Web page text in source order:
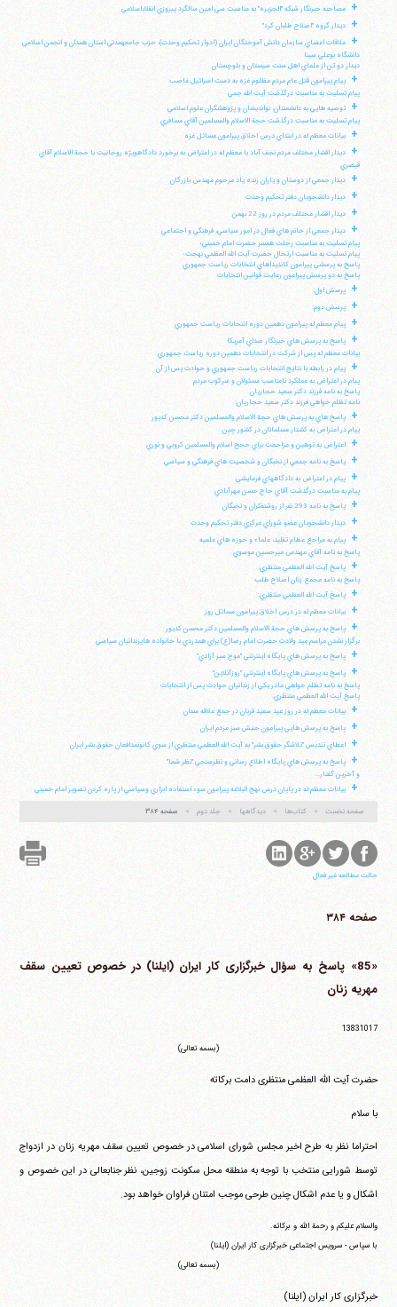
+ مصاحبه خبرنگار شبكه "الجزيره" به مناسبت سي امين سالگرد پيروزي انقلاباسلامي
+ ديدار گروه "اصلاح طلبان كرد"
+
ملاقات اعضاي سازمان دانش آموختگان ايران (ادوار تحكيم وحدت)، حزب جامعهمدني استان همدان و انجمن اسلامي
دانشگاه بوعلي سينا
ديدار دو تن از علماي اهل سنت سيستان و بلوچستان
+
پيام پيرامون قتل عام مردم مظلوم غزه به دست اسرائيل غاصب
پيام تسليت به مناسبت درگذشت آيت الله جمي
+
توصيه هايي به دانشمندان، نوانديشان و پژوهشگران علوم اسلامي
پيام تسليت به مناسبت درگذشت حجة الاسلام والمسلمين آقاي مسافري
+ بيانات معظم له در ابتداي درس اخلاق پيرامون مسائل غزه
+
ديدار اقشار مختلف مردم نجف آباد با معظم له در اعتراض به برخورد دادگاهويژه روحانيت با حجة الاسلام آقاي
قيصري
+ ديدار جمعي از دوستان و ياران زنده ياد مرحوم مهندس بازرگان
+ ديدار دانشجويان دفتر تحكيم وحدت
+ ديدار اقشار مختلف مردم در روز 22 بهمن
+
ديدار جمعي از خانم هاي فعال در امور سياسي، فرهنگي و اجتماعي
پيام تسليت به مناسبت رحلت همسر حضرت امام خميني؛
پيام تسليت به مناسبت ارتحال حضرت آيت الله العظمي بهجت؛
پاسخ به پرسشي پيرامون كانديداهاي انتخابات رياست جمهوري
پاسخ به دو پرسش پيرامون رعايت قوانين انتخابات
+ پرسش اول:
+ پرسش دوم:
+ پيام معظم له پيرامون دهمين دوره انتخابات رياست جمهوري
+
پاسخ به پرسش هاي خبرنگار صداي آمريكا
بيانات معظم له پس از شركت در انتخابات دهمين دوره رياست جمهوري
+
پيام در رابطه با نتايج انتخابات رياست جمهوري و حوادث پس از آن
پيام در اعتراض به عملكرد نامناسب مسئولان و سركوب مردم
پاسخ به نامه فرزند دكتر سعيد حجاريان
نامه تظلم خواهي فرزند دكتر سعيد حجاريان:
+
پاسخ هاي به پرسش هاي حجة الاسلام والمسلمين دكتر محسن كديور
پيام در اعتراض به كشتار مسلمانان در كشور چين
+ اعتراض به توهين و مزاحمت براي حجج اسلام والمسلمين كروبي و نوري
+ پاسخ به نامه جمعي از نخبگان و شخصيت هاي فرهنگي و سياسي
+
پيام در اعتراض به دادگاههاي فرمايشي
پيام به مناسبت درگذشت آقاي حاج حسن مهرآبادي
+ پاسخ به نامه 293 نفر از روشنفكران و نخبگان
+ ديدار دانشجويان عضو شوراي مركزي دفتر تحكيم وحدت
+
پيام به مراجع عظام تقليد، علماء و حوزه هاي علميه
پاسخ به نامه آقاي مهندس ميرحسين موسوي
+
پاسخ آيت الله العظمي منتظري:
پاسخ به نامه مجمع زنان اصلاح طلب
+ پاسخ آيت الله العظمي منتظري:
+ بيانات معظم له در درس اخلاق پيرامون مسائل روز
+
پاسخ به پرسش هاي حجة الاسلام والمسلمين دكتر محسن كديور
برگزار نشدن مراسم عيد ولادت حضرت امام رضا(ع) براي همدردي با خانواده هايزندانيان سياسي
+ پاسخ به پرسش هاي پايگاه اينترنتي "موج سبز آزادي"
+
پاسخ به پرسش هاي پايگاه اينترنتي "روزآنلاين"
پاسخ به نامه تظلم خواهي مادر يكي از زندانيان حوادث پس از انتخابات
پاسخ آيت الله العظمي منتظري:
+ بيانات معظم له در روز عيد سعيد قربان در جمع علاقه مندان
+ پاسخ به پرسش هايي پيرامون جنبش سبز مردم ايران
+ اعطاي تنديس "تلاشگر حقوق بشر" به آيت الله العظمي منتظري از سوي كانونمدافعان حقوق بشر ايران
+
پاسخ به پرسش هاي پايگاه اطلاع رساني و نظرسنجي "نظر شما"
و آخرين گفتار...
+ بيانات معظم له در پايان درس نهج البلاغه پيرامون سوء استفاده ابزاري وسياسي از پاره كردن تصوير امام خميني
صفحه نخست کتاب‌ها دیدگاهها جلد دوم صفحه ۳۸۴
حالت مطالعه غیر فعال
صفحه ۳۸۴
«85» پاسخ به سؤال خبرگزاری کار ایران (ایلنا) در خصوص تعیین سقف
مهریه زنان
13831017
(بسمه تعالی)
حضرت آیت الله العظمی منتظری دامت برکاته
با سلام
احتراما نظر به طرح اخیر مجلس شورای اسلامی در خصوص تعیین سقف مهریه زنان در ازدواج
توسط شورایی منتخب با توجه به منطقه محل سکونت زوجین، نظر جنابعالی در این خصوص و
اشکال و یا عدم اشکال چنین طرحی موجب امتنان فراوان خواهد بود.
والسلام علیکم و رحمة الله و برکاته.
با سپاس - سرویس اجتماعی خبرگزاری کار ایران (ایلنا)
(بسمه تعالی)
خبرگزاری کار ایران (ایلنا)